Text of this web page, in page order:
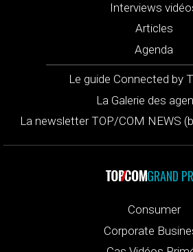
Interviews
Articles
Agenda
Le guide Connected by
La Galerie des
La newsletter TOP/COM NEWS
GRAND
Consumer
Corporate